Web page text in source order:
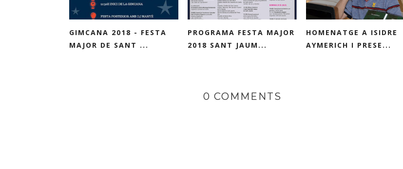
GIMCANA 2018 - FESTA
MAJOR DE SANT ...
PROGRAMA FESTA MAJOR
2018 SANT JAUM...
HOMENATGE A ISIDRE
AYMERICH I PRESE...
0 COMMENTS